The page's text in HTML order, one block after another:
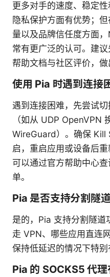
更多对手的速度、稳定性
隐私保护方面有优势；
量以及品牌信任度方面
常有更广泛的认可。建
帮助文档与社区评价，做
使用 Pia 时遇到连接
遇到连接困难，先尝试
（如从 UDP OpenVPN
WireGuard）。确保 Kill
启，重启应用或设备后重
可以通过官方帮助中心
单。
Pia 是否支持分割隧道
是的，Pia 支持分割隧道
走 VPN、哪些应用直连
保持低延迟的情况下特别
Pia 的 SOCKS5 代理